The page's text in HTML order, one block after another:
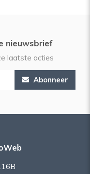
nieuwsbrief
laatste acties
Abonneer